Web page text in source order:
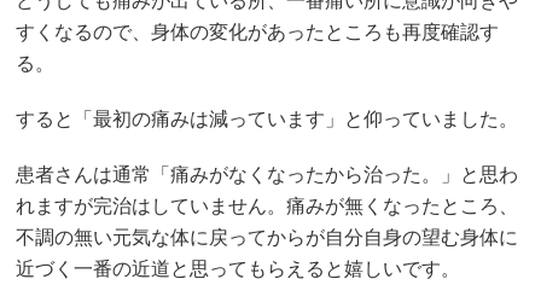
すくなるので、身体の変化があったところも再度確認す
る。
すると「最初の痛みは減っています」と仰っていました。
患者さんは通常「痛みがなくなったから治った。」と思わ
れますが完治はしていません。痛みが無くなったところ、
不調の無い元気な体に戻ってからが自分自身の望む身体に
近づく一番の近道と思ってもらえると嬉しいです。